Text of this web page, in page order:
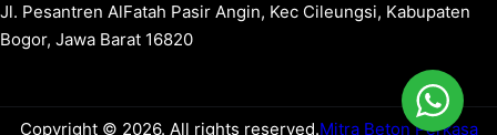
Jl. Pesantren AlFatah Pasir Angin, Kec Cileungsi, Kabupaten
Bogor, Jawa Barat 16820
Copyright © 2026. All rights reserved.Mitra Beton Perkasa